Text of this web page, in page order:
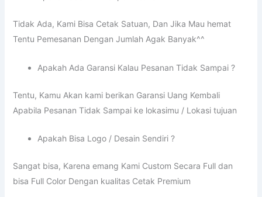
Tidak Ada, Kami Bisa Cetak Satuan, Dan Jika Mau hemat
Tentu Pemesanan Dengan Jumlah Agak Banyak^^
Apakah Ada Garansi Kalau Pesanan Tidak Sampai ?
Tentu, Kamu Akan kami berikan Garansi Uang Kembali
Apabila Pesanan Tidak Sampai ke lokasimu / Lokasi tujuan
Apakah Bisa Logo / Desain Sendiri ?
Sangat bisa, Karena emang Kami Custom Secara Full dan
bisa Full Color Dengan kualitas Cetak Premium